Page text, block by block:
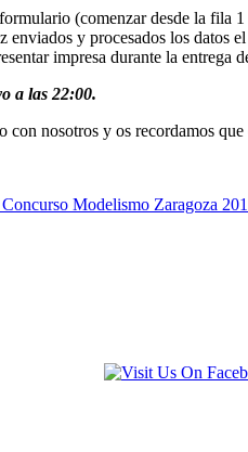
(comenzar desde la fila
y procesados los
impresa durante la entrega
a las 22:00.
nosotros y os recordamos
Modelismo Zaragoza